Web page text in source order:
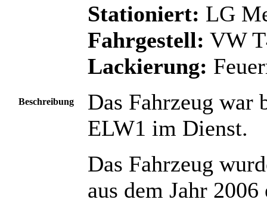
Beschreibung
Stationiert: LG
Fahrgestell: VW
Lackierung:
Das Fahrzeug war
ELW1 im Dienst.
Das Fahrzeug
aus dem Jahr 2006